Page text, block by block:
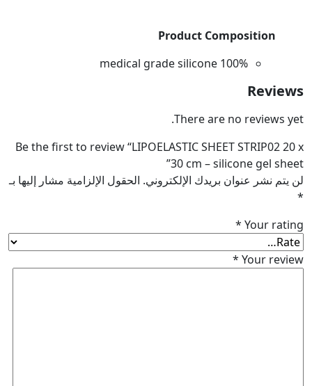
Product Composition
100% medical grade silicone
There are no
Be the first to review “LIPOELASTIC SHEET
30 cm – silicone gel
نشر عنوان بريدك الإلكتروني.الحقول الإلزامية مشار إليها بـ
Your
*
Your
*